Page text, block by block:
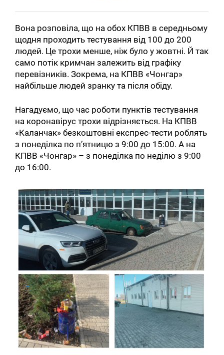
Вона розповіла, що на обох КПВВ в середньому
щодня проходить тестування від 100 до 200
людей. Це трохи менше, ніж було у жовтні. Й так
само потік кримчан залежить від графіку
перевізників. Зокрема, на КПВВ «Чонгар»
найбільше людей зранку та після обіду.
Нагадуємо, що час роботи пунктів тестування
на коронавірус трохи відрізняється. На КПВВ
«Каланчак» безкоштовні експрес-тести роблять
з понеділка по п’ятницю з 9:00 до 15:00. А на
КПВВ «Чонгар» – з понеділка по неділю з 9:00
до 16:00.